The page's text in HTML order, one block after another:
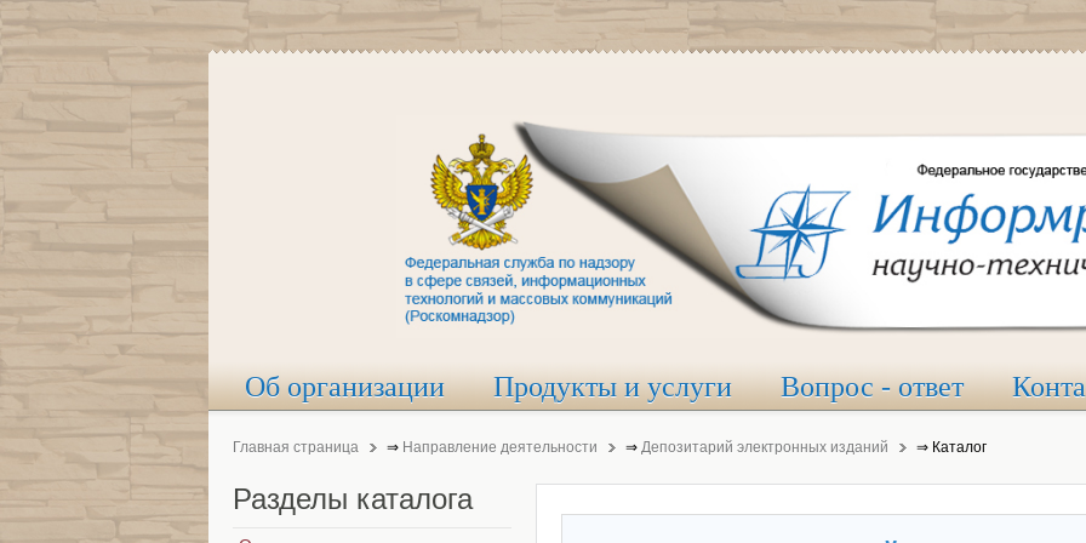
Об организации Продукты и услуги Вопрос - ответ
Главная страница ⇒ Направление деятельности ⇒ Депозитарий электронных изданий ⇒ Каталог
Разделы каталога